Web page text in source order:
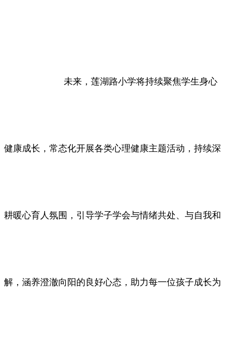
未来，莲湖路小学将持续聚焦学生身心
健康成长，常态化开展各类心理健康主题活动，持续深
耕暖心育人氛围，引导学子学会与情绪共处、与自我和
解，涵养澄澈向阳的良好心态，助力每一位孩子成长为